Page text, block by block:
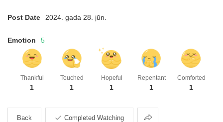
Post Date 2024. gada 28. jūn.
Emotion 5
Thankful
1
Touched
1
Hopeful
1
Repentant
1
Comforted
1
Back Completed Watching Share